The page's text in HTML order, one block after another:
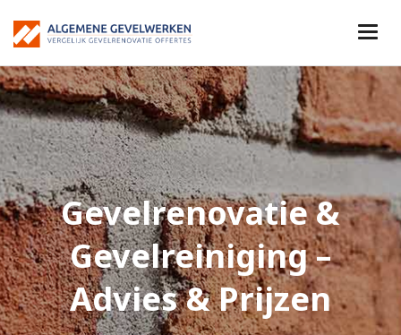
Gevelrenovatie &
Gevelreiniging –
Advies & Prijzen